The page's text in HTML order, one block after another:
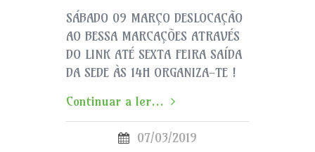
SÁBADO 09 MARÇO DESLOCAÇÃO
AO BESSA MARCAÇÕES ATRAVÉS
DO LINK ATÉ SEXTA FEIRA SAÍDA
DA SEDE ÀS 14H ORGANIZA-TE !
Continuar a ler...
07/03/2019